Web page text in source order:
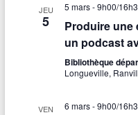
JEU
5
5 mars - 9h00/
Produire une
un podcast
Bibliothèque
Longueville,
VEN 6 mars - 9h00/